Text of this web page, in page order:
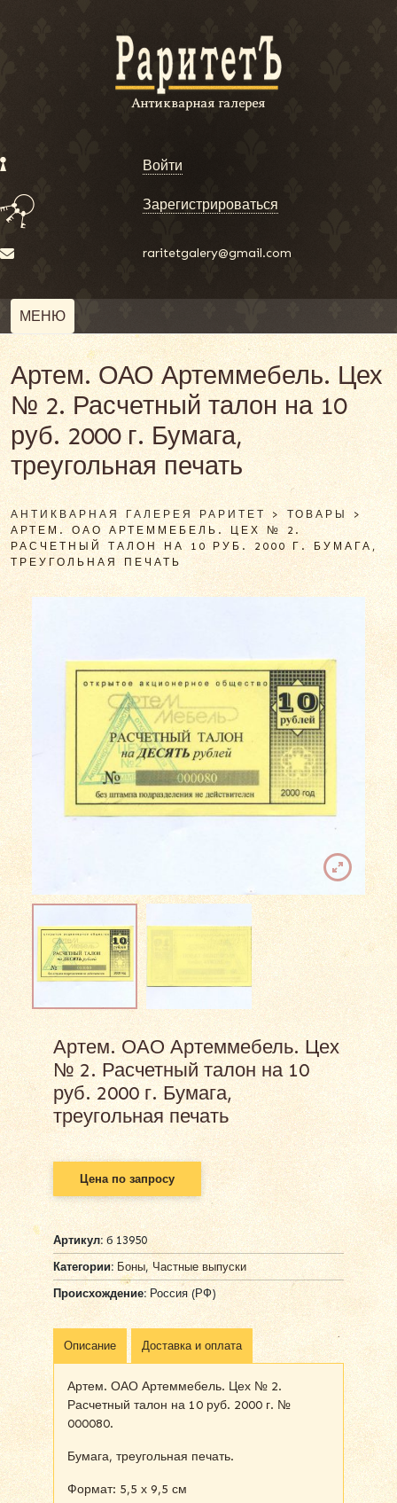
Войти
Зарегистрироваться
raritetgalery@gmail.com
МЕНЮ
Артем. ОАО Артеммебель. Цех
№ 2. Расчетный талон на 10
руб. 2000 г. Бумага,
треугольная печать
АНТИКВАРНАЯ ГАЛЕРЕЯ РАРИТЕТ >ТОВАРЫ>
АРТЕМ. ОАО АРТЕММЕБЕЛЬ. ЦЕХ № 2.
РАСЧЕТНЫЙ ТАЛОН НА 10 РУБ. 2000 Г. БУМАГА,
ТРЕУГОЛЬНАЯ ПЕЧАТЬ
Артем. ОАО Артеммебель. Цех
№ 2. Расчетный талон на 10
руб. 2000 г. Бумага,
треугольная печать
Цена по запросу
Артикул:б 13950
Категории: Боны,Частные выпуски
Происхождение: Россия (РФ)
Описание Доставка и оплата
Артем. ОАО Артеммебель. Цех № 2.
Расчетный талон на 10 руб. 2000 г. №
000080.
Бумага, треугольная печать.
Формат: 5,5 х 9,5 см